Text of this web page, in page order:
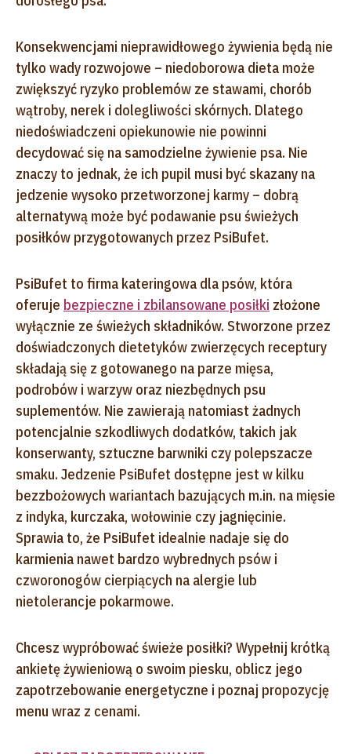
Konsekwencjami nieprawidłowego żywienia będą nie
tylko wady rozwojowe – niedoborowa dieta może
zwiększyć ryzyko problemów ze stawami, chorób
wątroby, nerek i dolegliwości skórnych. Dlatego
niedoświadczeni opiekunowie nie powinni
decydować się na samodzielne żywienie psa. Nie
znaczy to jednak, że ich pupil musi być skazany na
jedzenie wysoko przetworzonej karmy – dobrą
alternatywą może być podawanie psu świeżych
posiłków przygotowanych przez PsiBufet.
PsiBufet to firma kateringowa dla psów, która
oferuje bezpieczne i zbilansowane posiłki złożone
wyłącznie ze świeżych składników. Stworzone przez
doświadczonych dietetyków zwierzęcych receptury
składają się z gotowanego na parze mięsa,
podrobów i warzyw oraz niezbędnych psu
suplementów. Nie zawierają natomiast żadnych
potencjalnie szkodliwych dodatków, takich jak
konserwanty, sztuczne barwniki czy polepszacze
smaku. Jedzenie PsiBufet dostępne jest w kilku
bezzbożowych wariantach bazujących m.in. na mięsie
z indyka, kurczaka, wołowinie czy jagnięcinie.
Sprawia to, że PsiBufet idealnie nadaje się do
karmienia nawet bardzo wybrednych psów i
czworonogów cierpiących na alergie lub
nietolerancje pokarmowe.
Chcesz wypróbować świeże posiłki? Wypełnij krótką
ankietę żywieniową o swoim piesku, oblicz jego
zapotrzebowanie energetyczne i poznaj propozycję
menu wraz z cenami.